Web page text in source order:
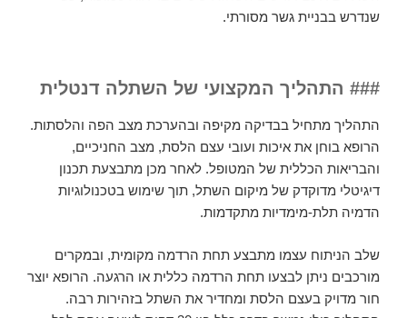
שנדרש בבניית גשר מסורתי.
### התהליך המקצועי של השתלה דנטלית
התהליך מתחיל בבדיקה מקיפה ובהערכת מצב הפה והלסתות.
הרופא בוחן את איכות ועובי עצם הלסת, מצב החניכיים,
והבריאות הכללית של המטופל. לאחר מכן מתבצעת תכנון
דיגיטלי מדוקדק של מיקום השתל, תוך שימוש בטכנולוגיות
הדמיה תלת-מימדיות מתקדמות.
שלב הניתוח עצמו מתבצע תחת הרדמה מקומית, ובמקרים
מורכבים ניתן לבצעו תחת הרדמה כללית או הרגעה. הרופא יוצר
חור מדויק בעצם הלסת ומחדיר את השתל בזהירות רבה.